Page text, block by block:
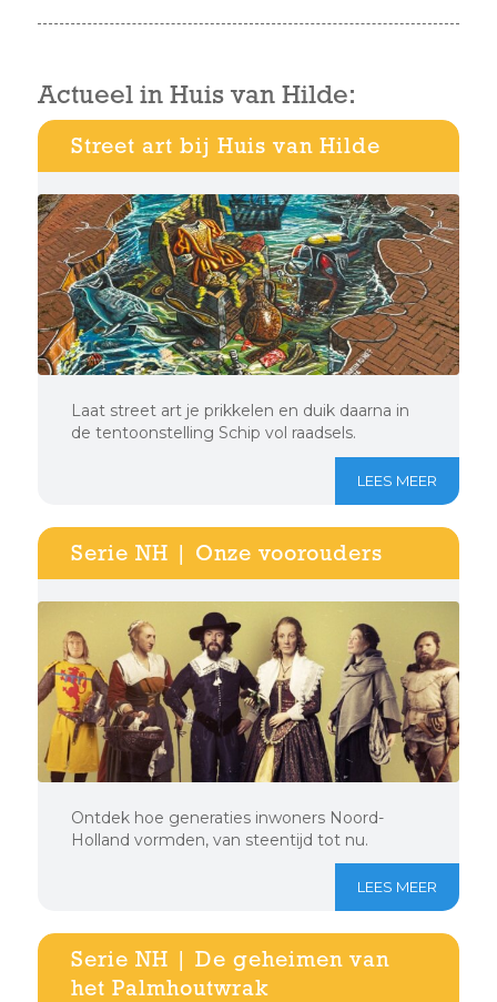
Actueel in Huis van Hilde:
Street art bij Huis van Hilde
Laat street art je prikkelen en duik daarna in
de tentoonstelling Schip vol raadsels.
LEES MEER
Serie NH | Onze voorouders
Ontdek hoe generaties inwoners Noord-
Holland vormden, van steentijd tot nu.
LEES MEER
Serie NH | De geheimen van
het Palmhoutwrak